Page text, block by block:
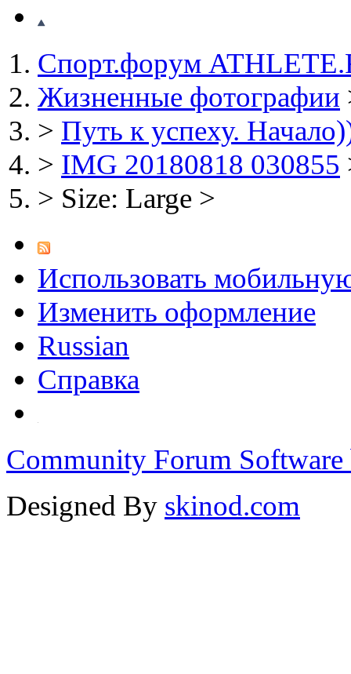
Спорт.форум
Жизненные фотографии
> Путь к успеху.
> IMG 20180818 030855
> Size: Large >
Использовать
Изменить оформление
Russian
Справка
Community Forum Software
Designed By skinod.com